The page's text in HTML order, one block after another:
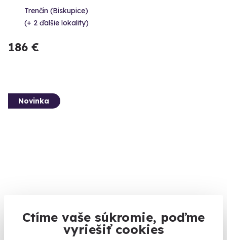
Ctíme vaše súkromie, poďme
vyriešiť cookies
Trenčín (Biskupice)
(+ 2 ďalšie lokality)
186 €
Novinka
Pre skúsených vodičov vozidiel s mechanickou ručnou brzdou
– deň plný driftovania, adrenalínu a zábavy.